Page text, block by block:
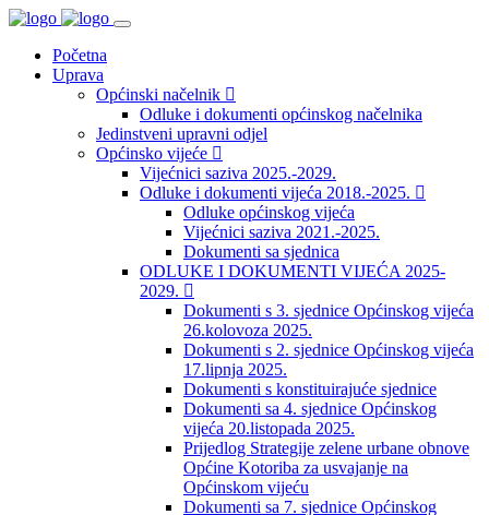
Početna
Uprava
Općinski načelnik
Odluke i dokumenti općinskog načelnika
Jedinstveni upravni odjel
Općinsko vijeće
Vijećnici saziva 2025.-2029.
Odluke i dokumenti vijeća 2018.-2025.
Odluke općinskog vijeća
Vijećnici saziva 2021.-2025.
Dokumenti sa sjednica
ODLUKE I DOKUMENTI VIJEĆA 2025-
2029.
Dokumenti s 3. sjednice Općinskog vijeća
26.kolovoza 2025.
Dokumenti s 2. sjednice Općinskog vijeća
17.lipnja 2025.
Dokumenti s konstituirajuće sjednice
Dokumenti sa 4. sjednice Općinskog
vijeća 20.listopada 2025.
Prijedlog Strategije zelene urbane obnove
Općine Kotoriba za usvajanje na
Općinskom vijeću
Dokumenti sa 7. sjednice Općinskog